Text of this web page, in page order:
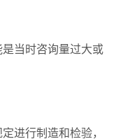
当时咨询量过大或
进行制造和检验，